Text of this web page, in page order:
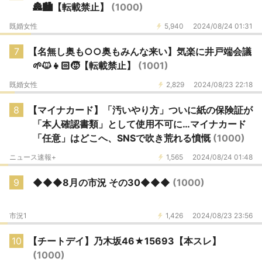
🏯🏙️【転載禁止】 (1000)
5,940 2024/08/24 01:31
既婚女性
7
【名無し奥も○○奥もみんな来い】気楽に井戸端会議
🌱🐱👧🏻🧒【転載禁止】 (1001)
2,829 2024/08/23 22:18
既婚女性
8
【マイナカード】「汚いやり方」ついに紙の保険証が
「本人確認書類」として使用不可に…マイナカード
「任意」はどこへ、SNSで吹き荒れる憤慨 (1000)
1,565 2024/08/24 01:48
ニュース速報+
9 ◆◆◆8月の市況 その30◆◆◆ (1000)
1,426 2024/08/23 23:56
市況1
10
【チートデイ】乃木坂46★15693【本スレ】
(1000)